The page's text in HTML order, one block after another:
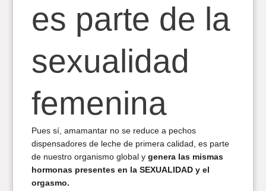
es parte de la
sexualidad
femenina
Pues sí, amamantar no se reduce a pechos
dispensadores de leche de primera calidad, es parte
de nuestro organismo global y genera las mismas
hormonas presentes en la SEXUALIDAD y el
orgasmo.